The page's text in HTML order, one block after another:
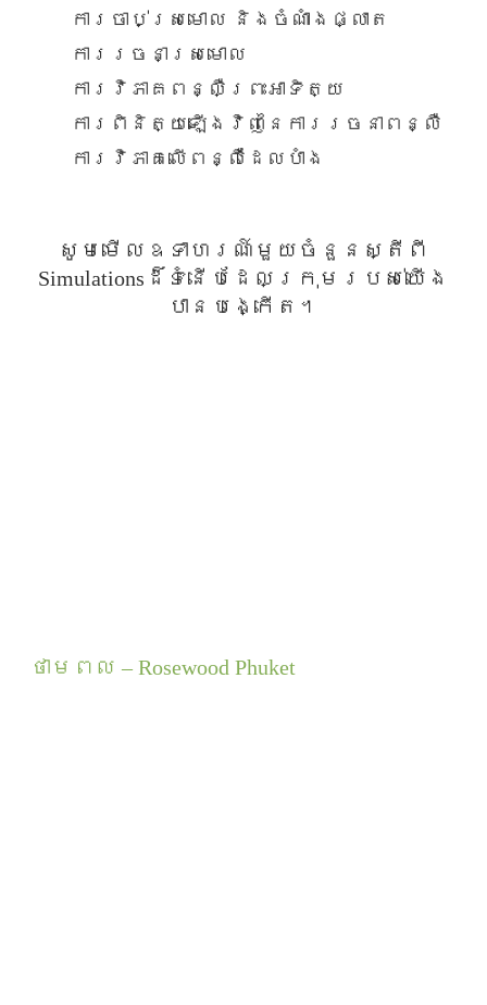
ការចាប់ស្រមោល និងចំណាំងផ្លាត
ការរចនាស្រមោល
ការវិភាគពន្លឺព្រះអាទិត្យ
ការពិនិត្យឡើងវិញនៃការរចនាពន្លឺ
ការវិភាគលើពន្លឺដែលបាំង
សូមមើលឧទាហរណ៍មួយចំនួនស្តីពី
Simulationsដ៏ទំនើបដែលក្រុមរបស់យើង
បានបង្កើត។
ថាមពល – Rosewood Phuket